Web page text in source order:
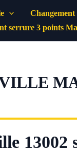
serrure 3 points
13002